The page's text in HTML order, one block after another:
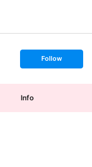
s
t
o
Follow
Info